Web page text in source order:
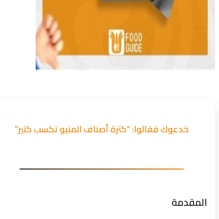
خدعوك فقالوا: “كثرة أصناف المنيو تكسب كتير”
المقدمة